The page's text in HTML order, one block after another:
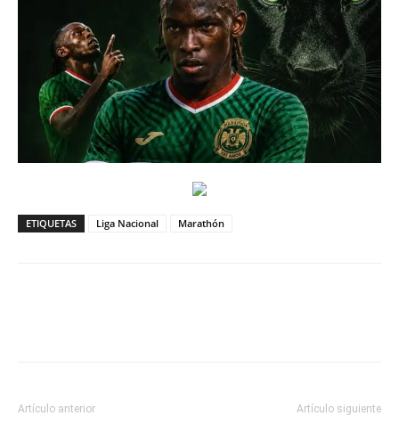
ETIQUETAS Liga Nacional Marathón
Artículo anterior Artículo siguiente